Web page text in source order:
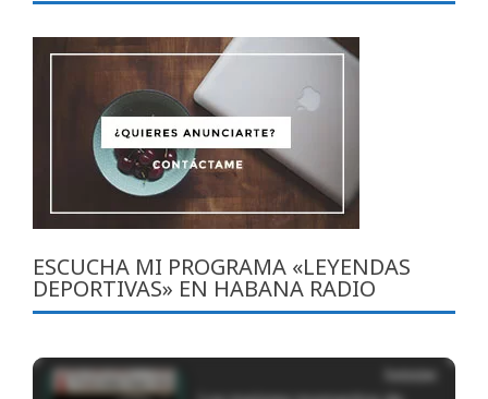
ESCUCHA MI PROGRAMA «LEYENDAS
DEPORTIVAS» EN HABANA RADIO